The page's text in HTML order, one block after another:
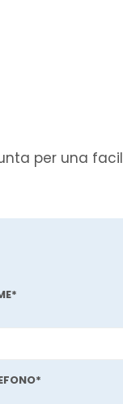
per una